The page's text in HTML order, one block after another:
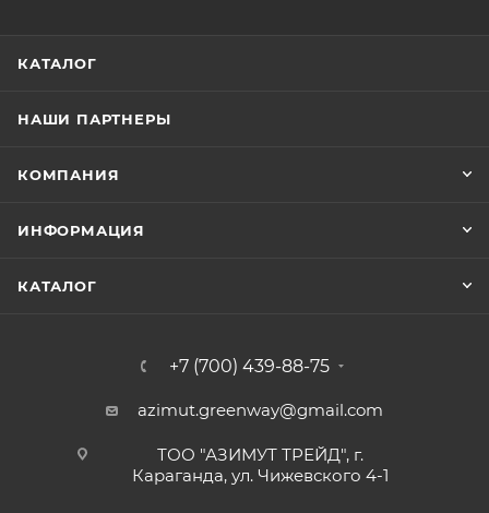
КАТАЛОГ
НАШИ ПАРТНЕРЫ
КОМПАНИЯ
ИНФОРМАЦИЯ
КАТАЛОГ
+7 (700) 439-88-75
azimut.greenway@gmail.com
ТОО "АЗИМУТ ТРЕЙД", г.
Караганда, ул. Чижевского 4-1